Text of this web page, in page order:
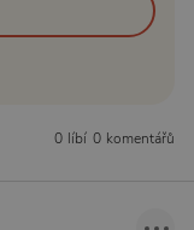
0 líbí 0 komentářů